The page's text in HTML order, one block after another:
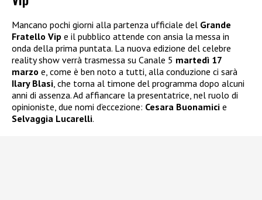
Mancano pochi giorni alla partenza ufficiale del Grande
Fratello Vip e il pubblico attende con ansia la messa in
onda della prima puntata. La nuova edizione del celebre
reality show verrà trasmessa su Canale 5 martedì 17
marzo e, come è ben noto a tutti, alla conduzione ci sarà
Ilary Blasi , che torna al timone del programma dopo alcuni
anni di assenza. Ad affiancare la presentatrice, nel ruolo di
opinioniste, due nomi d’eccezione: Cesara Buonamici e
Selvaggia Lucarelli.